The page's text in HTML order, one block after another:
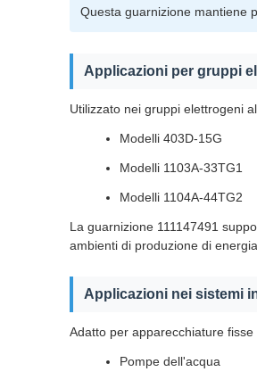
Questa guarnizione mantiene
Applicazioni per gruppi
Utilizzato nei gruppi elettrogeni
Modelli 403D-15G
Modelli 1103A-33TG1
Modelli 1104A-44TG2
La guarnizione 111147491
ambienti di produzione di energia.
Applicazioni nei sistemi
Adatto per apparecchiature
Pompe dell'acqua